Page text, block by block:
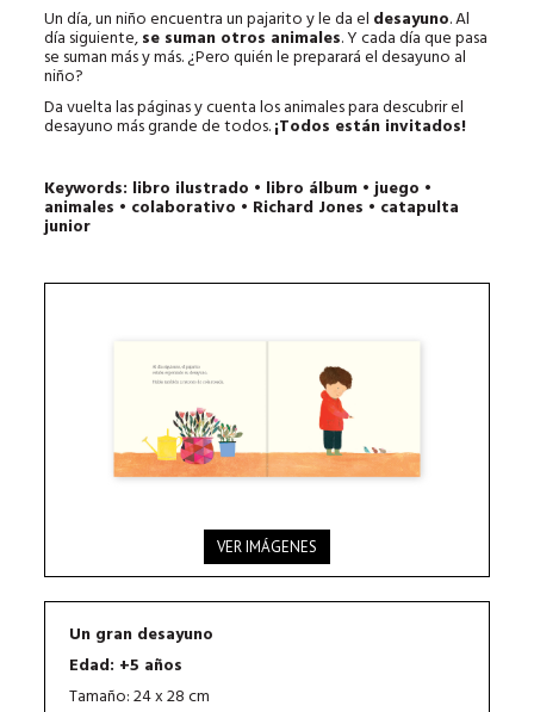
Un día, un niño encuentra un pajarito y le da el desayuno. Al
día siguiente,se suman otros animales. Y cada día que pasa
se suman más y más. ¿Pero quién le preparará el desayuno al
niño?
Da vuelta las páginas y cuenta los animales para descubrir el
desayuno más grande de todos.¡Todos están invitados!
Keywords: libro ilustrado • libro álbum • juego •
animales • colaborativo • Richard Jones • catapulta
junior
VER IMÁGENES
Un gran desayuno
Edad: +5 años
Tamaño: 24 x 28 cm